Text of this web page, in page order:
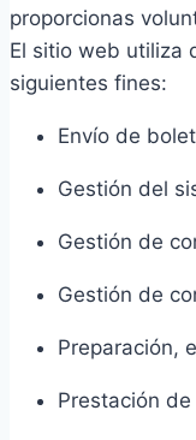
proporcionas
El sitio web utiliza
siguientes fines:
Envío de
Gestión del
Gestión de
Gestión de
Preparación,
Prestación